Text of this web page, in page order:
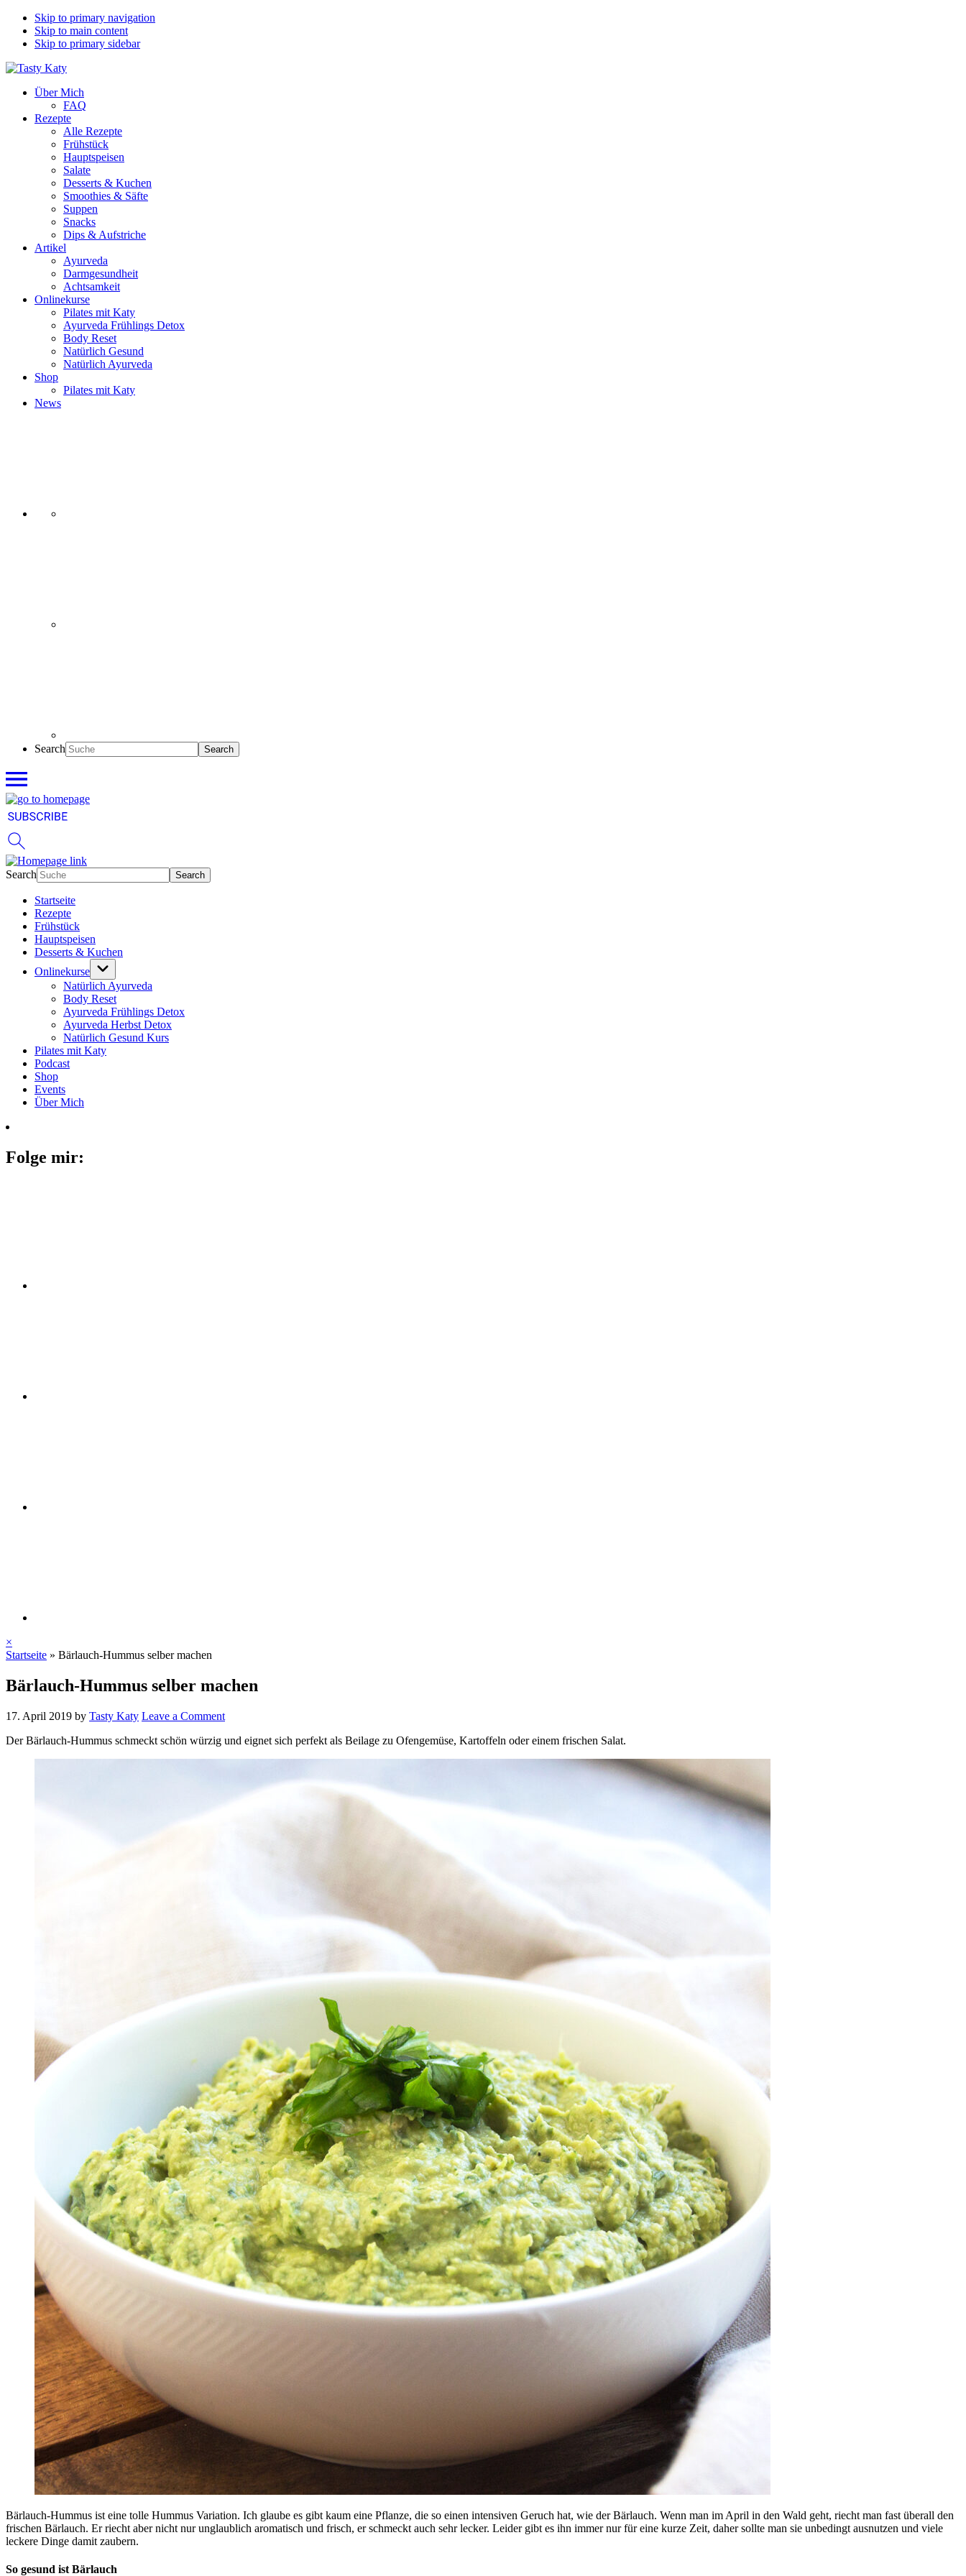
Skip to primary navigation
Skip to main content
Skip to primary sidebar
Über Mich
FAQ
Rezepte
Alle Rezepte
Frühstück
Hauptspeisen
Salate
Desserts & Kuchen
Smoothies & Säfte
Suppen
Snacks
Dips & Aufstriche
Artikel
Ayurveda
Darmgesundheit
Achtsamkeit
Onlinekurse
Pilates mit Katy
Ayurveda Frühlings Detox
Body Reset
Natürlich Gesund
Natürlich Ayurveda
Shop
Pilates mit Katy
News
Search
Search
Startseite
Rezepte
Frühstück
Hauptspeisen
Desserts & Kuchen
Onlinekurse
Natürlich Ayurveda
Body Reset
Ayurveda Frühlings Detox
Ayurveda Herbst Detox
Natürlich Gesund Kurs
Pilates mit Katy
Podcast
Shop
Events
Über Mich
Folge mir:
×
Startseite » Bärlauch-Hummus selber machen
Bärlauch-Hummus selber machen
17. April 2019 by Tasty Katy Leave a Comment
Der Bärlauch-Hummus schmeckt schön würzig und eignet sich perfekt als Beilage zu Ofengemüse, Kartoffeln oder einem frischen Salat.
Bärlauch-Hummus ist eine tolle Hummus Variation. Ich glaube es gibt kaum eine Pflanze, die so einen intensiven Geruch hat, wie der Bärlauch. Wenn man im April in den Wald geht, riecht man fast überall den
frischen Bärlauch. Er riecht aber nicht nur unglaublich aromatisch und frisch, er schmeckt auch sehr lecker. Leider gibt es ihn immer nur für eine kurze Zeit, daher sollte man sie unbedingt ausnutzen und viele
leckere Dinge damit zaubern.
So gesund ist Bärlauch